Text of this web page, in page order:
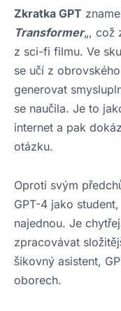
Zkratka GPT
Transformer„, což
z sci-fi filmu. Ve
se učí z
generovat
se naučila. Je to
internet a pak
otázku.
Oproti svým
GPT-4 jako
najednou. Je
zpracovávat
šikovný asistent,
oborech.